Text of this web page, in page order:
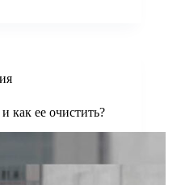
как ее очистить?